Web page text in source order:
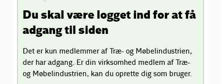
Du skal være logget ind for at få
adgang til siden
Det er kun medlemmer af Træ- og Møbelindustrien,
der har adgang. Er din virksomhed medlem af Træ-
og Møbelindustrien, kan du oprette dig som bruger.